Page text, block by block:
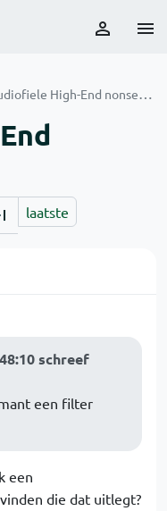
High-End nonsens, deel 2
laatste
schreef
een filter
een
die dat uitlegt?